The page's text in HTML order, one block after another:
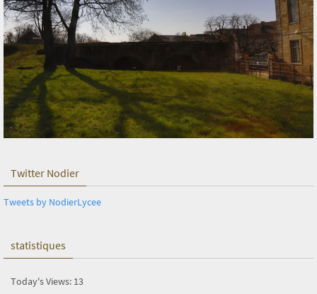
Twitter Nodier
Tweets by NodierLycee
statistiques
Today's Views: 13